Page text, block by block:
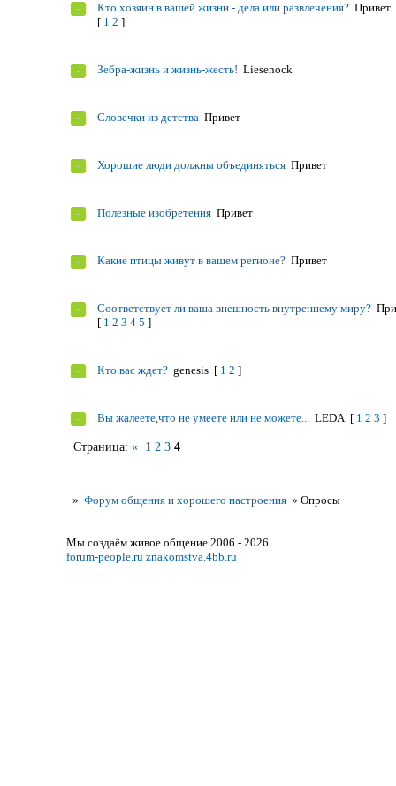
Кто хозяин в вашей жизни - дела или развлечения? Привет
[ 1 2 ]
Зебра-жизнь и жизнь-жесть! Liesenock
Словечки из детства Привет
Хорошие люди должны объединяться Привет
Полезные изобретения Привет
Какие птицы живут в вашем регионе? Привет
Соответствует ли ваша внешность внутреннему миру?
[ 1 2 3 4 5 ]
Кто вас ждет? genesis [ 1 2 ]
Вы жалеете,что не умеете или не можете... LEDA [ 1 2 3 ]
Страница: « 1 2 3 4
» Форум общения и хорошего настроения » Опросы
Мы создаём живое общение 2006 - 2026
forum-people.ru znakomstva.4bb.ru